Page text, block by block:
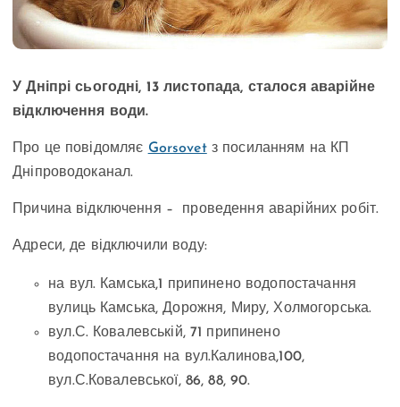
У Дніпрі сьогодні, 13 листопада, сталося аварійне
відключення води.
Про це повідомляє Gorsovetз посиланням на КП
Дніпроводоканал.
Причина відключення – проведення аварійних робіт.
Адреси, де відключили воду:
на вул. Камська,1 припинено водопостачання
вулиць Камська, Дорожня, Миру, Холмогорська.
вул.С. Ковалевській, 71 припинено
водопостачання на вул.Калинова,100,
вул.С.Ковалевської, 86, 88, 90.